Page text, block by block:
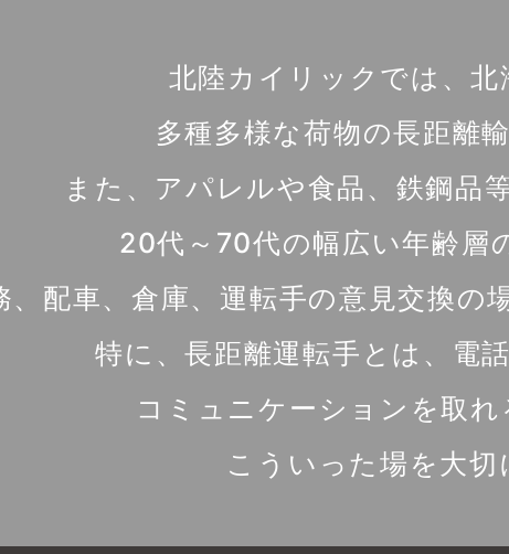
北陸カイリックでは、北
多種多様な荷物の長距離
また、アパレルや食品、鉄鋼品
20代～70代の幅広い年齢層
、配車、倉庫、運転手の意見交換の
特に、長距離運転手とは、電
コミュニケーションを取れ
こういった場を大切